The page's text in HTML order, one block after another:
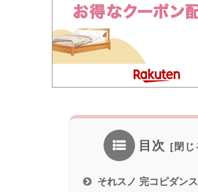
目次
それスノ 完コピダンス